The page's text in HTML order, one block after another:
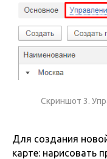
Скриншот 3.
Для создания
карте: нарисовать